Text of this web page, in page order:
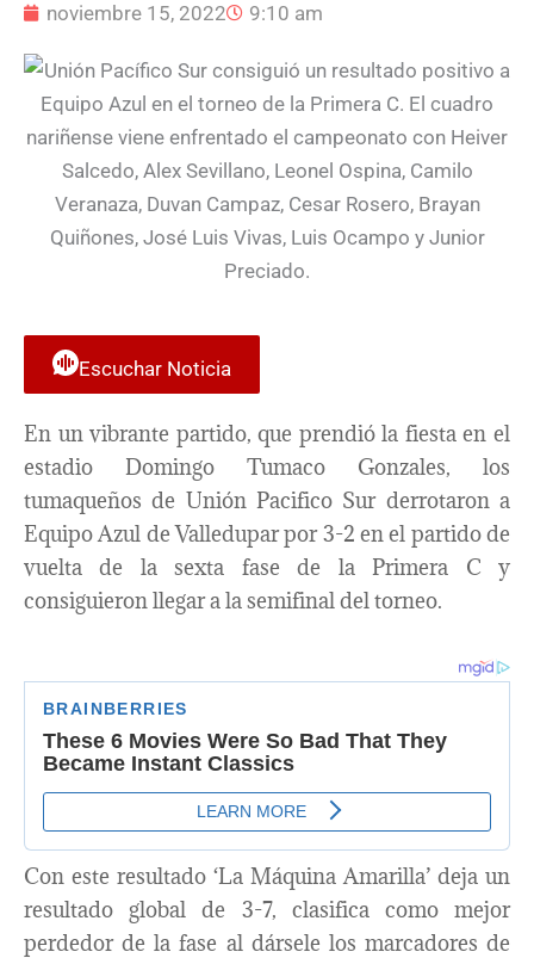
noviembre 15, 2022 9:10 am
Escuchar Noticia
En un vibrante partido, que prendió la fiesta en el
estadio Domingo Tumaco Gonzales, los
tumaqueños de Unión Pacifico Sur derrotaron a
Equipo Azul de Valledupar por 3-2 en el partido de
vuelta de la sexta fase de la Primera C y
consiguieron llegar a la semifinal del torneo.
Con este resultado ‘La Máquina Amarilla’ deja un
resultado global de 3-7, clasifica como mejor
perdedor de la fase al dársele los marcadores de